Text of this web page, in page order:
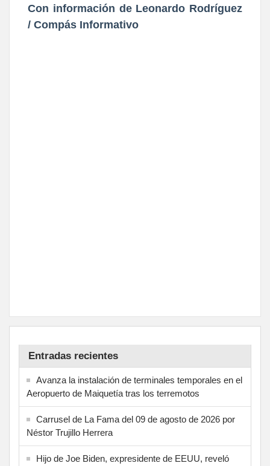
Con información de Leonardo Rodríguez
/ Compás Informativo
Entradas recientes
Avanza la instalación de terminales temporales en el
Aeropuerto de Maiquetía tras los terremotos
Carrusel de La Fama del 09 de agosto de 2026 por
Néstor Trujillo Herrera
Hijo de Joe Biden, expresidente de EEUU, reveló